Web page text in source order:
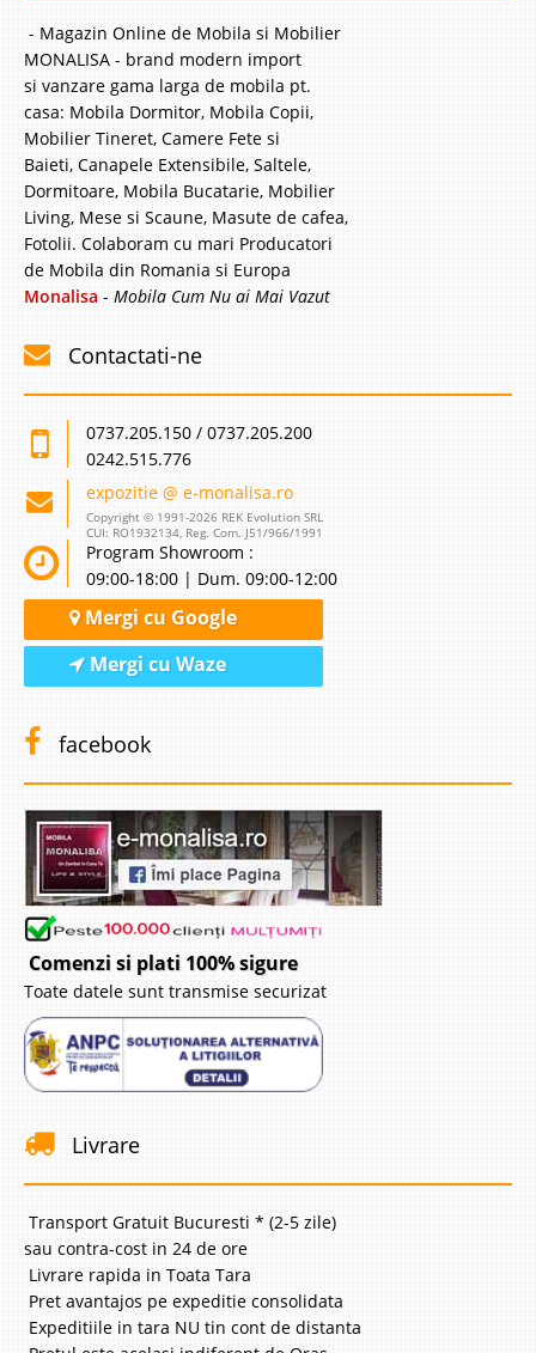
3.236 Lei
Pret Redus 1.877 Lei
In Stoc
Vezi Detalii
Adauga la Favorite
-39%
Saltea Ortopedica arcuri + spuma
Active Sleep Premium
Saltea ortopedica Premium non deformabila arcuri si spuma + Topper
⭐ Active Sleep DISPONIBIL DOAR in dimensiunile: 150x200cm In teorie o
saltea ortopedica premium este o saltea pe jumatate medicala dar in
practica lucrurile stau un pic diferit. Piata ..
Vezi Detalii
Adauga la Favorite
-42%
Saltea Ortopedica King Plus - o fata
medie tare si o fata extra dura
dura In ultimii ani oferta de vanzari saltele ortopedice a explodat iar grila
de preturi este foarte larga, important este sa intelegem ce este o saltea
tare pentru spate, ce este o saltea o..
- Magazin Online de Mobila si Mobilier
MONALISA - brand modern import
si vanzare gama larga de mobila pt.
casa: Mobila Dormitor, Mobila Copii,
Mobilier Tineret, Camere Fete si
Baieti, Canapele Extensibile, Saltele,
Dormitoare, Mobila Bucatarie, Mobilier
Living, Mese si Scaune, Masute de cafea,
Fotolii. Colaboram cu mari Producatori
de Mobila din Romania si Europa
Monalisa - Mobila Cum Nu ai Mai Vazut
Contactati-ne
0737.205.150 / 0737.205.200
0242.515.776
expozitie @ e-monalisa.ro
Copyright © 1991-2026 REK Evolution SRL
CUI: RO1932134, Reg. Com. J51/966/1991
Program Showroom :
09:00-18:00 | Dum. 09:00-12:00
Mergi cu Google
Mergi cu Waze
facebook
Comenzi si plati 100% sigure
Toate datele sunt transmise securizat
Livrare
Transport Gratuit Bucuresti * (2-5 zile)
sau contra-cost in 24 de ore
Livrare rapida in Toata Tara
Pret avantajos pe expeditie consolidata
Expeditiile in tara NU tin cont de distanta